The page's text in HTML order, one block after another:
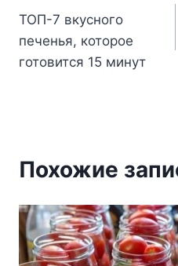
по
записям
ТОП-7 вкусного
печенья, которое
готовится 15 минут
Похожие